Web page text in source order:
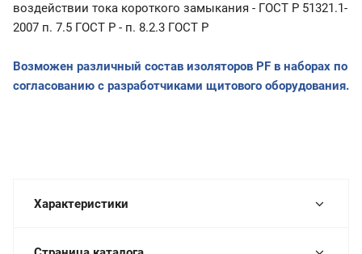
воздействии тока короткого замыкания - ГОСТ Р 51321.1-
2007 п. 7.5 ГОСТ Р - п. 8.2.3 ГОСТ Р
Возможен различный состав изоляторов PF в наборах по
согласованию с разработчиками щитового оборудования.
Характеристики